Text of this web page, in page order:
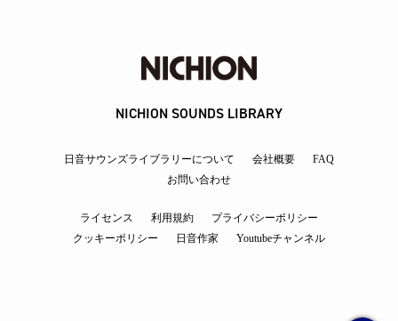
NICHION SOUNDS LIBRARY
日音サウンズライブラリーについて 会社概要
FAQ
お問い合わせ
ライセンス 利用規約
プライバシーポリシー
クッキーポリシー
日音作家 Youtubeチャンネル